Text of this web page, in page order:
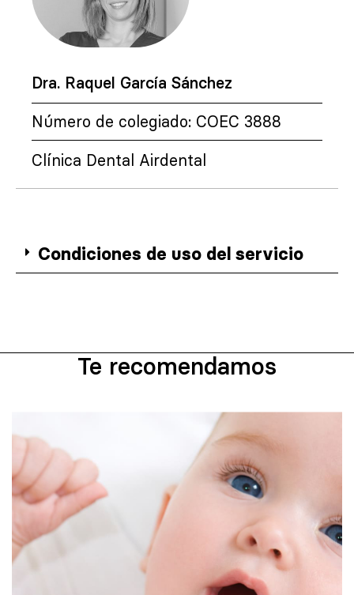
Dra. Raquel García Sánchez
Número de colegiado: COEC 3888
Clínica Dental Airdental
Condiciones de uso del servicio
Te recomendamos